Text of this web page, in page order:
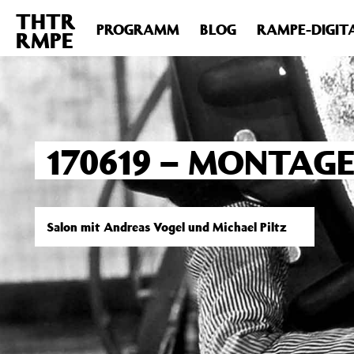
Deprecated : Die Funktion post_permalink ist seit Version
includes/functions.phpon line6031
THTR
RMPE PROGRAMM BLOG RAMPE-
170619 – MONTAGE
Salon mit Andreas Vogel und Michael Piltz